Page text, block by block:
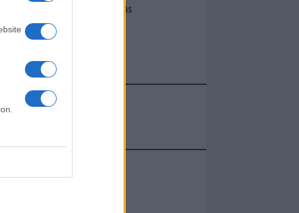
Giovannimaria Cabras